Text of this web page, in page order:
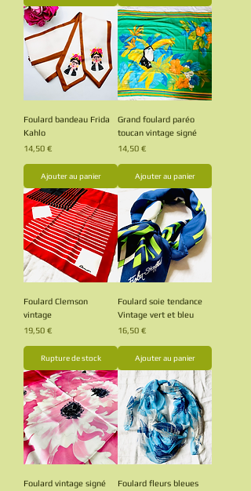
Foulard bandeau Frida
Kahlo
Prix
14,50 €
Ajouter au panier
Grand foulard paréo
toucan vintage signé
Prix
14,50 €
Ajouter au panier
Foulard Clemson
vintage
Prix
19,50 €
Rupture de stock
Foulard soie tendance
Vintage vert et bleu
Prix
16,50 €
Ajouter au panier
Foulard vintage signé
Foulard fleurs bleues